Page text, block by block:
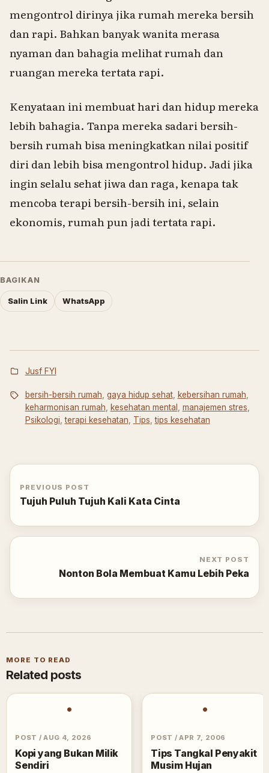
mengontrol dirinya jika rumah mereka bersih
dan rapi. Bahkan banyak wanita merasa
nyaman dan bahagia melihat rumah dan
ruangan mereka tertata rapi.
Kenyataan ini membuat hari dan hidup mereka
lebih bahagia. Tanpa mereka sadari bersih-
bersih rumah bisa meningkatkan nilai positif
diri dan lebih bisa mengontrol hidup. Jadi jika
ingin selalu sehat jiwa dan raga, kenapa tak
mencoba terapi bersih-bersih ini, selain
ekonomis, rumah pun jadi tertata rapi.
BAGIKAN
Salin Link WhatsApp
Jusf FYI
bersih-bersih rumah gaya hidup sehat, kebersihan rumah
keharmonisan rumah
kesehatan mental manajemen stres
Psikologi ,terapi kesehatan Tips ,tips kesehatan
PREVIOUS POST
Tujuh Puluh Tujuh Kali Kata Cinta
NEXT POST
Nonton Bola Membuat Kamu Lebih Peka
MORE TO READ
Related posts
•
POST / AUG 4, 2026
Kopi yang Bukan Milik
Sendiri
•
POST / APR 7, 2006
Tips Tangkal Penyakit
Musim Hujan